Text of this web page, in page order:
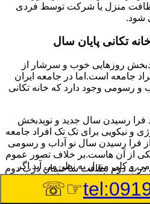
منزل یا شرکت توسط فردی
شود.
تکانی پایان سال
روزهایی خوب و سرشار از
جامعه است.اما در جامعه ایران
و رسومی وجود دارد که خانه تکانی
رسیدن سال جدید و نویدبخش
و نیکویی برای تک تک افراد جامعه
فرا رسیدن سال نو آداب و رسومی
یکی از آن هاست.بر خلاف تصور عموم
و کلی منزل به نظر می آید اگر
دهیم باید به برخی از نکات توجه
درب دوم نظافت ساختمان درب دوم
☞☏